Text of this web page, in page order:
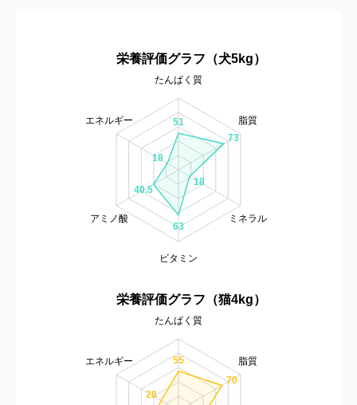
栄養評価グラフ（犬5kg）
18
51
73
18
63
40.5
エネルギー
たんぱく質
脂質
ミネラル
ビタミン
アミノ酸
栄養評価グラフ（猫4kg）
28
55
70
エネルギー
たんぱく質
脂質